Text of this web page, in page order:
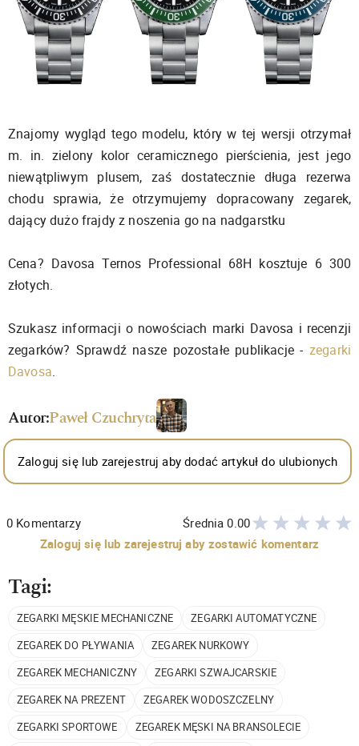
Znajomy wygląd tego modelu, który w tej wersji otrzymał
m. in. zielony kolor ceramicznego pierścienia, jest jego
niewątpliwym plusem, zaś dostatecznie długa rezerwa
chodu sprawia, że otrzymujemy dopracowany zegarek,
dający dużo frajdy z noszenia go na nadgarstku
Cena? Davosa Ternos Professional 68H kosztuje 6 300
złotych.
Szukasz informacji o nowościach marki Davosa i recenzji
zegarków? Sprawdź nasze pozostałe publikacje - zegarki
Davosa.
Autor:Paweł Czuchryta
Zaloguj się lub zarejestruj aby dodać artykuł do ulubionych
0 Komentarzy Średnia0.00
Zaloguj się lub zarejestruj aby zostawić komentarz
Tagi:
ZEGARKI MĘSKIE MECHANICZNE
ZEGARKI AUTOMATYCZNE
ZEGAREK DO PŁYWANIA
ZEGAREK NURKOWY
ZEGAREK MECHANICZNY
ZEGARKI SZWAJCARSKIE
ZEGAREK NA PREZENT
ZEGAREK WODOSZCZELNY
ZEGARKI SPORTOWE
ZEGAREK MĘSKI NA BRANSOLECIE